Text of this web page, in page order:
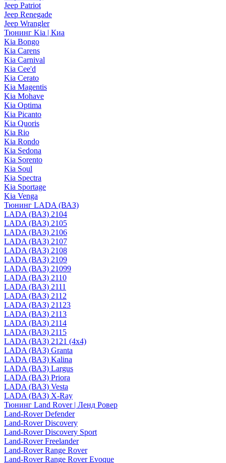
Jeep Patriot
Jeep Renegade
Jeep Wrangler
Тюнинг Kia | Киа
Kia Bongo
Kia Carens
Kia Carnival
Kia Cee'd
Kia Cerato
Kia Magentis
Kia Mohave
Kia Optima
Kia Picanto
Kia Quoris
Kia Rio
Kia Rondo
Kia Sedona
Kia Sorento
Kia Soul
Kia Spectra
Kia Sportage
Kia Venga
Тюнинг LADA (ВАЗ)
LADA (ВАЗ) 2104
LADA (ВАЗ) 2105
LADA (ВАЗ) 2106
LADA (ВАЗ) 2107
LADA (ВАЗ) 2108
LADA (ВАЗ) 2109
LADA (ВАЗ) 21099
LADA (ВАЗ) 2110
LADA (ВАЗ) 2111
LADA (ВАЗ) 2112
LADA (ВАЗ) 21123
LADA (ВАЗ) 2113
LADA (ВАЗ) 2114
LADA (ВАЗ) 2115
LADA (ВАЗ) 2121 (4x4)
LADA (ВАЗ) Granta
LADA (ВАЗ) Kalina
LADA (ВАЗ) Largus
LADA (ВАЗ) Priora
LADA (ВАЗ) Vesta
LADA (ВАЗ) X-Ray
Тюнинг Land Rover | Ленд Ровер
Land-Rover Defender
Land-Rover Discovery
Land-Rover Discovery Sport
Land-Rover Freelander
Land-Rover Range Rover
Land-Rover Range Rover Evoque